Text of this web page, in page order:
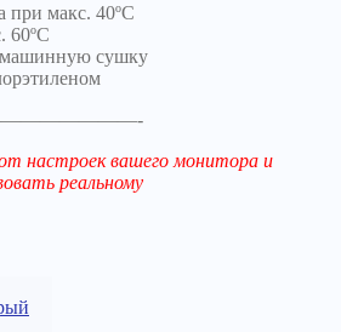
макс. 40ºC
60ºC
машинную сушку
настроек вашего монитора и
реальному